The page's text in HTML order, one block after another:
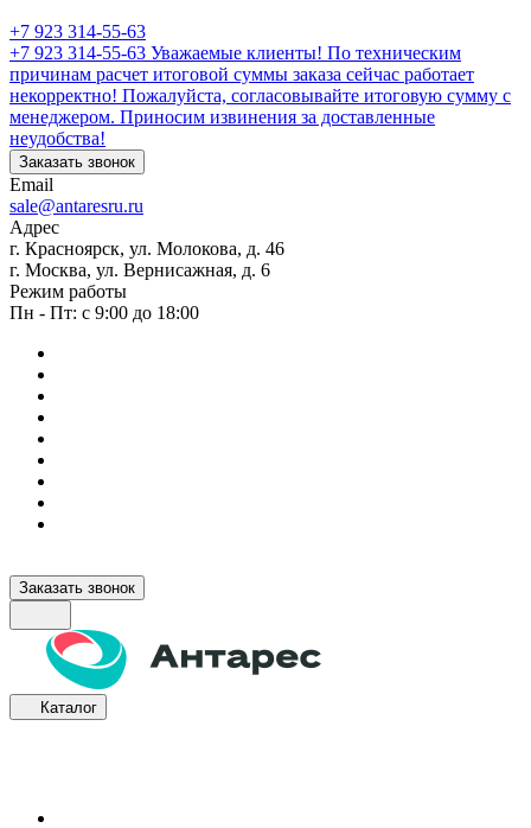
+7 923 314-55-63
+7 923 314-55-63 Уважаемые клиенты! По техническим
причинам расчет итоговой суммы заказа сейчас работает
некорректно! Пожалуйста, согласовывайте итоговую сумму с
менеджером. Приносим извинения за доставленные
неудобства!
Заказать звонок
Email
sale@antaresru.ru
Адрес
г. Красноярск, ул. Молокова, д. 46
г. Москва, ул. Вернисажная, д. 6
Режим работы
Пн - Пт: с 9:00 до 18:00
Заказать звонок
Каталог